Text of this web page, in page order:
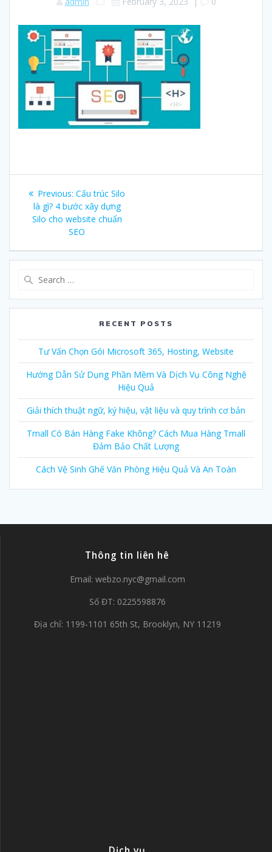
Post
navigation
Previous: Previous
post:
Cấu trúc Silo
là gì? 4 bước xây dựng
Silo cho website chuẩn
SEO
RECENT POSTS
Tư Vấn Chọn Gói Microsoft 365, Hosting, Website
Hướng Dẫn Sử Dụng Phần Mềm Và Dịch Vụ Công Nghệ
Hiệu Quả
Giải thích thuật ngữ, ký hiệu, vật liệu và quy trình cơ bản
Tmall Có Bán Hàng Fake Không? Cách Mua Hàng Tmall
Đảm Bảo Chất Lượng
Cách Vệ Sinh Ghế Văn Phòng Hiệu Quả Và An Toàn
Thông tin liên hê
Email: webzo.nyc@gmail.com
Số ĐT: 0225598876
Địa chỉ: 1199-1101 65th St, Brooklyn, NY 11219